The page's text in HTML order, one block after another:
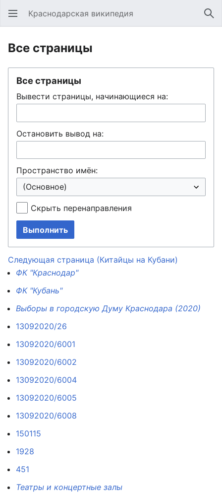
Открыть главное меню Краснодарская википедия
Все страницы
Все страницы
Вывести страницы, начинающиеся на:
Остановить вывод на:
Пространство имён:
Скрыть перенаправления
Выполнить
Следующая страница (Китайцы на Кубани)
ФК "Краснодар"
ФК "Кубань"
Выборы в городскую Думу Краснодара (2020)
13092020/26
13092020/6001
13092020/6002
13092020/6004
13092020/6005
13092020/6008
150115
1928
451
Театры и концертные залы